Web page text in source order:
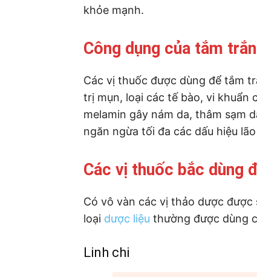
khỏe mạnh.
Công dụng của tắm
Các vị thuốc được dùng để tắm
trị mụn, loại các tế bào, vi khuẩn
melamin gây nám da, thâm sạm
ngăn ngừa tối đa các dấu hiệu
Các vị thuốc bắc dùng
Có vô vàn các vị thảo dược
loại dược liệu thường được dùng
Linh chi